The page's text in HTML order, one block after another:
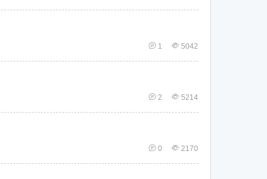
1 5042
2 5214
0 2170